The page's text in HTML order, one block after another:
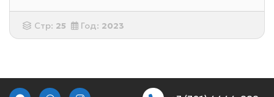
Стр: 25 Год: 2023